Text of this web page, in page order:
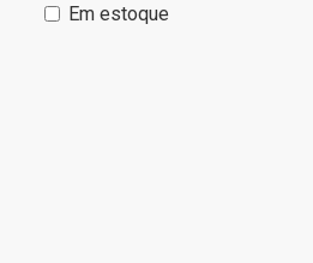
Em estoque